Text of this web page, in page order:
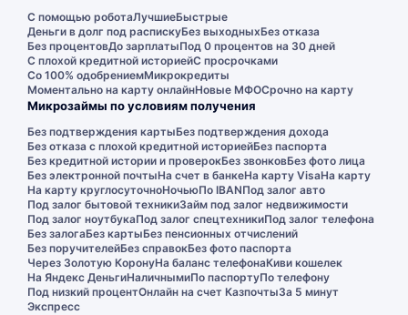
С помощью роботаЛучшиеБыстрые
Деньги в долг под распискуБез выходныхБез отказа
Без процентовДо зарплатыПод 0 процентов на 30 дней
С плохой кредитной историейС просрочками
Со 100% одобрениемМикрокредиты
Моментально на карту онлайнНовые МФОСрочно на карту
Микрозаймы по условиям получения
Без подтверждения картыБез подтверждения дохода
Без отказа с плохой кредитной историейБез паспорта
Без кредитной истории и проверокБез звонковБез фото лица
Без электронной почтыНа счет в банкеНа карту VisaНа карту
На карту круглосуточноНочьюПо IBANПод залог авто
Под залог бытовой техникиЗайм под залог недвижимости
Под залог ноутбукаПод залог спецтехникиПод залог телефона
Без залогаБез картыБез пенсионных отчислений
Без поручителейБез справокБез фото паспорта
Через Золотую КоронуНа баланс телефонаКиви кошелек
На Яндекс ДеньгиНаличнымиПо паспортуПо телефону
Под низкий процентОнлайн на счет КазпочтыЗа 5 минут
Экспресс